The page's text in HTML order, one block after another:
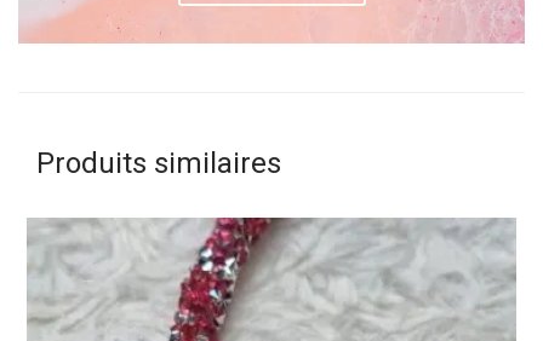
Produits similaires